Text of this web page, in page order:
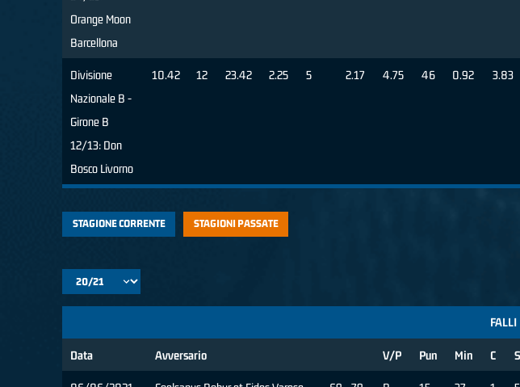
Orange Moon
Barcellona
Divisione
Nazionale B -
Girone B
12/13: Don
Bosco Livorno
10.42 12 23.42 2.25 5 2.17 4.75 46 0.92 3.83
STAGIONE CORRENTE STAGIONI PASSATE
FALLI
Data Avversario V/P Pun Min C S